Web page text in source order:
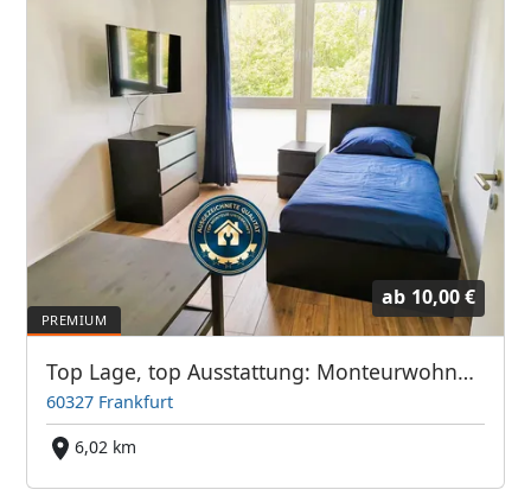
ab 10,00 €
Top Lage, top Ausstattung: Monteurwohnung Frankfurter Bett GmbH
60327 Frankfurt
6,02 km